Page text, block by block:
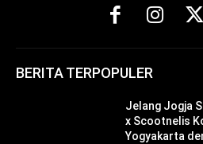
BERITA TERPOPULER
Jelang Jogja
x Scootnelis
Yogyakarta